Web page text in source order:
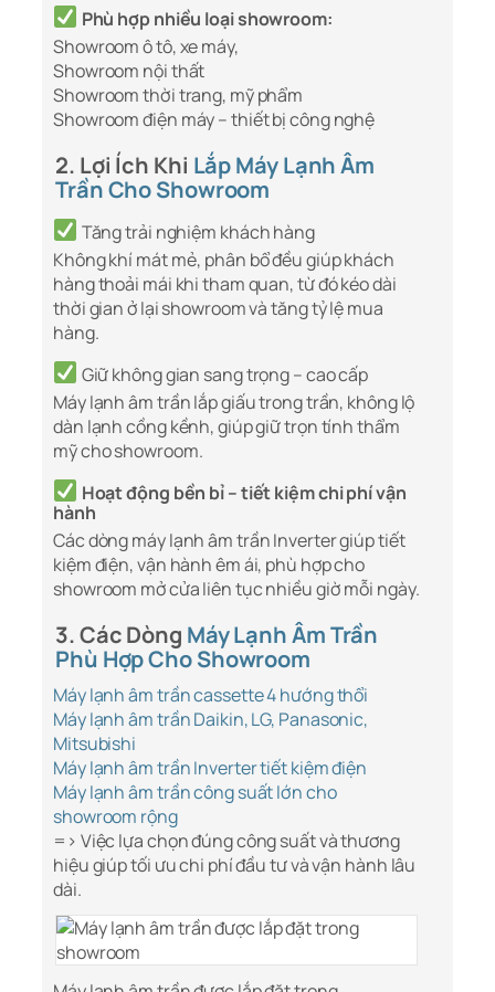
Phù hợp nhiều loại showroom:
Showroom ô tô, xe máy,
Showroom nội thất
Showroom thời trang, mỹ phẩm
Showroom điện máy – thiết bị công nghệ
2. Lợi Ích Khi Lắp Máy Lạnh Âm
Trần Cho Showroom
Tăng trải nghiệm khách hàng
Không khí mát mẻ, phân bổ đều giúp khách
hàng thoải mái khi tham quan, từ đó kéo dài
thời gian ở lại showroom và tăng tỷ lệ mua
hàng.
Giữ không gian sang trọng – cao cấp
Máy lạnh âm trần lắp giấu trong trần, không lộ
dàn lạnh cồng kềnh, giúp giữ trọn tính thẩm
mỹ cho showroom.
Hoạt động bền bỉ – tiết kiệm chi phí vận
hành
Các dòng máy lạnh âm trần Inverter giúp tiết
kiệm điện, vận hành êm ái, phù hợp cho
showroom mở cửa liên tục nhiều giờ mỗi ngày.
3. Các Dòng Máy Lạnh Âm Trần
Phù Hợp Cho Showroom
Máy lạnh âm trần cassette 4 hướng thổi
Máy lạnh âm trần Daikin, LG, Panasonic,
Mitsubishi
Máy lạnh âm trần Inverter tiết kiệm điện
Máy lạnh âm trần công suất lớn cho
showroom rộng
=> Việc lựa chọn đúng công suất và thương
hiệu giúp tối ưu chi phí đầu tư và vận hành lâu
dài.